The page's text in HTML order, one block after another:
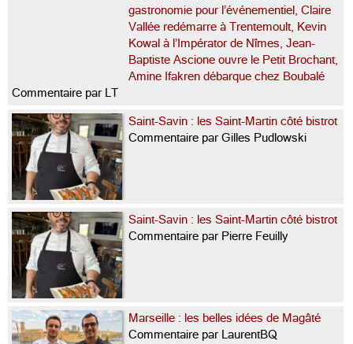
gastronomie pour l’événementiel, Claire
Vallée redémarre à Trentemoult, Kevin
Kowal à l’Impérator de Nîmes, Jean-
Baptiste Ascione ouvre le Petit Brochant,
Amine Ifakren débarque chez Boubalé
Commentaire par LT
Saint-Savin : les Saint-Martin côté bistrot
Commentaire par Gilles Pudlowski
Saint-Savin : les Saint-Martin côté bistrot
Commentaire par Pierre Feuilly
Marseille : les belles idées de Magâté
Commentaire par LaurentBQ